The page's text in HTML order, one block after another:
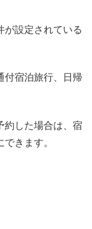
設定されている
付宿泊旅行、日帰
約した場合は、宿
きます。